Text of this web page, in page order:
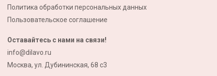
Политика обработки персональных данных
Пользовательское соглашение
Оставайтесь с нами на связи!
info@dilavo.ru
Москва, ул. Дубининская, 68 с3